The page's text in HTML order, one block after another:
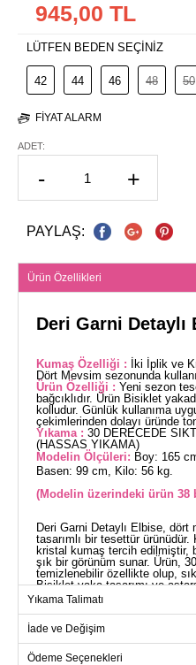
945,00 TL
LÜTFEN BEDEN SEÇİNİZ
42 44 46 48 50
FIYAT ALARM
ADET:
- +
PAYLAŞ:
Ürün Özellikleri
Deri Garni Detaylı
Kumaş Özelliği :
İki İplik ve
Dört Mevsim sezonunda
Ürün Özelliği : Yeni sezon
bağcıklıdır. Ürün Bisiklet
kolludur. Günlük kullanıma
çekimlerinden dolayı üründe
Yıkama : 30 DERECEDE
(HASSAS YIKAMA)
Modelin Ölçüleri: Boy: 165
Basen: 99 cm, Kilo: 56 kg.
(Modelin üzerindeki ürün 38
Deri Garni Detaylı Elbise, dört
tasarımlı bir tesettür
kristal kumaş tercih edilmiştir,
şık bir görünüm sunar. Ürün,
temizlenebilir özellikte olup,
Bisiklet yaka tasarımı ve
sağlar. Bağcıklı bel detayı
alternatifler mevcuttur.
ELBİSE
(CM)
Yıkama Talimatı
İade ve Değişim
Ödeme Seçenekleri